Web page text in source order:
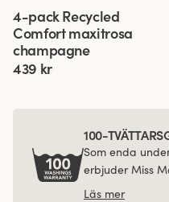
4-pack Recycled
Comfort maxitrosa
champagne
439 kr
100-
Som enda
erbjuder Miss
Läs mer